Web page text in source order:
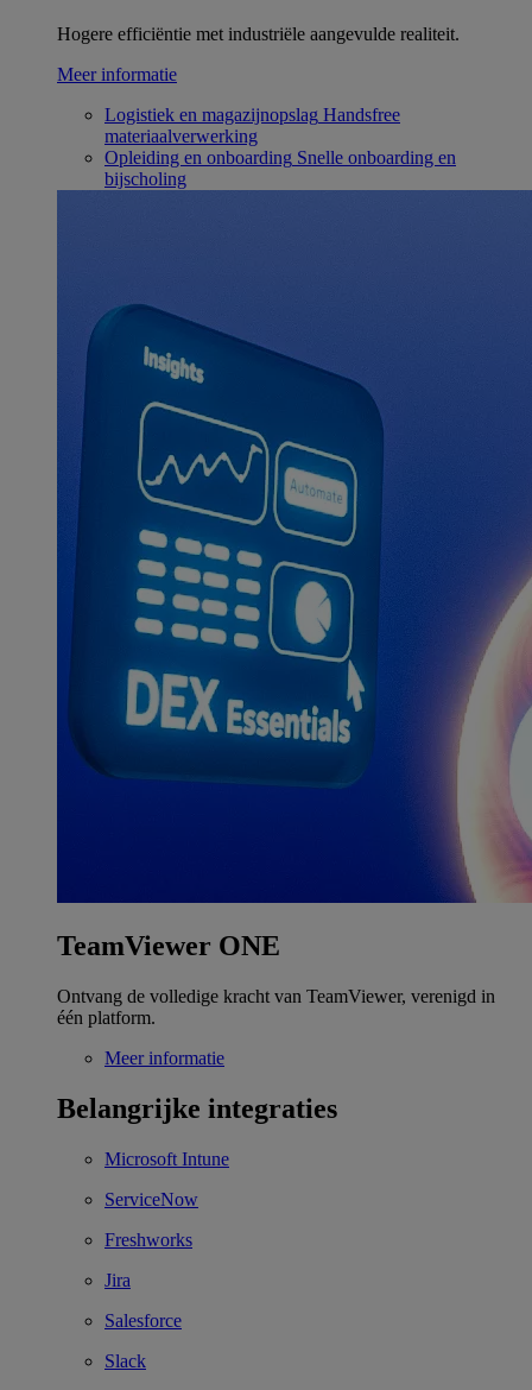
Hogere efficiëntie met industriële aangevulde realiteit.
Meer informatie
Logistiek en magazijnopslag Handsfree
materiaalverwerking
Opleiding en onboarding Snelle onboarding en
bijscholing
TeamViewer ONE
Ontvang de volledige kracht van TeamViewer, verenigd in
één platform.
Meer informatie
Belangrijke integraties
Microsoft Intune
ServiceNow
Freshworks
Jira
Salesforce
Slack